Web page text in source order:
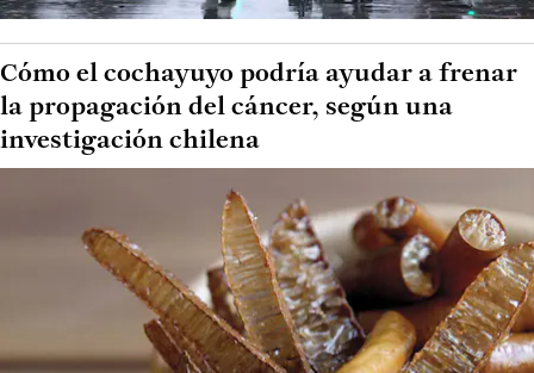
Cómo el cochayuyo podría ayudar a frenar
la propagación del cáncer, según una
investigación chilena